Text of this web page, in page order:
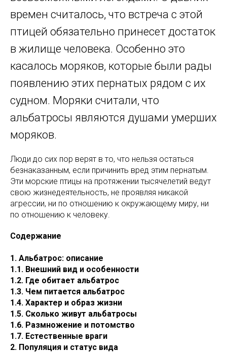
времен считалось, что встреча с этой
птицей обязательно принесет достаток
в жилище человека. Особенно это
касалось моряков, которые были рады
появлению этих пернатых рядом с их
судном. Моряки считали, что
альбатросы являются душами умерших
моряков.
Люди до сих пор верят в то, что нельзя остаться
безнаказанным, если причинить вред этим пернатым.
Эти морские птицы на протяжении тысячелетий ведут
свою жизнедеятельность, не проявляя никакой
агрессии, ни по отношению к окружающему миру, ни
по отношению к человеку.
Содержание
1. Альбатрос: описание
1.1. Внешний вид и особенности
1.2. Где обитает альбатрос
1.3. Чем питается альбатрос
1.4. Характер и образ жизни
1.5. Сколько живут альбатросы
1.6. Размножение и потомство
1.7. Естественные враги
2. Популяция и статус вида